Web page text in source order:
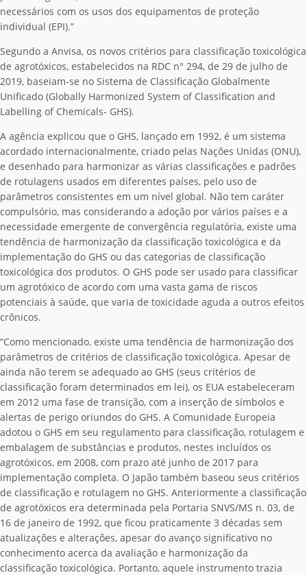
necessários com os usos dos equipamentos de proteção
individual (EPI).”
Segundo a Anvisa, os novos critérios para classificação toxicológica
de agrotóxicos, estabelecidos na RDC n° 294, de 29 de julho de
2019, baseiam-se no Sistema de Classificação Globalmente
Unificado (Globally Harmonized System of Classification and
Labelling of Chemicals- GHS).
A agência explicou que o GHS, lançado em 1992, é um sistema
acordado internacionalmente, criado pelas Nações Unidas (ONU),
e desenhado para harmonizar as várias classificações e padrões
de rotulagens usados em diferentes países, pelo uso de
parâmetros consistentes em um nível global. Não tem caráter
compulsório, mas considerando a adoção por vários países e a
necessidade emergente de convergência regulatória, existe uma
tendência de harmonização da classificação toxicológica e da
implementação do GHS ou das categorias de classificação
toxicológica dos produtos. O GHS pode ser usado para classificar
um agrotóxico de acordo com uma vasta gama de riscos
potenciais à saúde, que varia de toxicidade aguda a outros efeitos
crônicos.
“Como mencionado, existe uma tendência de harmonização dos
parâmetros de critérios de classificação toxicológica. Apesar de
ainda não terem se adequado ao GHS (seus critérios de
classificação foram determinados em lei), os EUA estabeleceram
em 2012 uma fase de transição, com a inserção de símbolos e
alertas de perigo oriundos do GHS. A Comunidade Europeia
adotou o GHS em seu regulamento para classificação, rotulagem e
embalagem de substâncias e produtos, nestes incluídos os
agrotóxicos, em 2008, com prazo até junho de 2017 para
implementação completa. O Japão também baseou seus critérios
de classificação e rotulagem no GHS. Anteriormente a classificação
de agrotóxicos era determinada pela Portaria SNVS/MS n. 03, de
16 de janeiro de 1992, que ficou praticamente 3 décadas sem
atualizações e alterações, apesar do avanço significativo no
conhecimento acerca da avaliação e harmonização da
classificação toxicológica. Portanto, aquele instrumento trazia